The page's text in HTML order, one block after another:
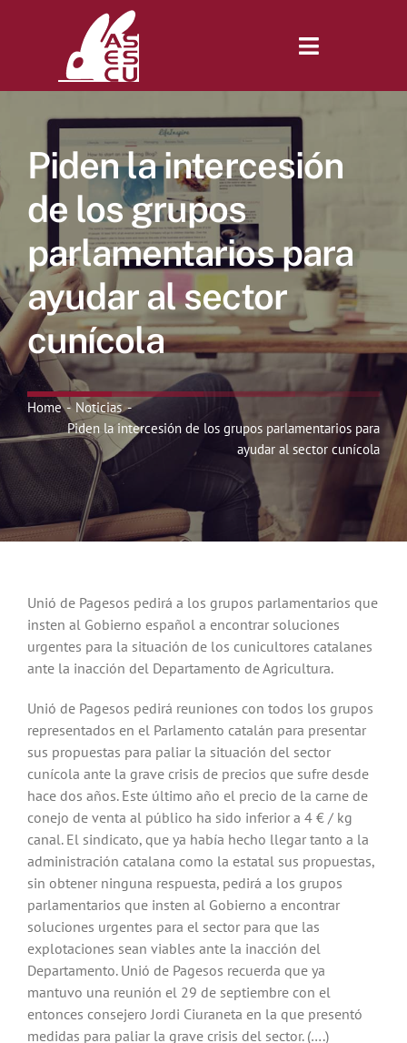
Toggle
Inicio
Revista
Tienda
Lonjas
Symposiums
Noticias
Hazte Socio
WooCommerce My Account
WooCommerce Cart
Piden la intercesión
de los grupos
parlamentarios para
ayudar al sector
cunícola
Home
Noticias
Piden la intercesión de los grupos parlamentarios para
ayudar al sector cunícola
Unió de Pagesos pedirá a los grupos parlamentarios que
insten al Gobierno español a encontrar soluciones
urgentes para la situación de los cunicultores catalanes
ante la inacción del Departamento de Agricultura.
Unió de Pagesos pedirá reuniones con todos los grupos
representados en el Parlamento catalán para presentar
sus propuestas para paliar la situación del sector
cunícola ante la grave crisis de precios que sufre desde
hace dos años. Este último año el precio de la carne de
conejo de venta al público ha sido inferior a 4 € / kg
canal. El sindicato, que ya había hecho llegar tanto a la
administración catalana como la estatal sus propuestas,
sin obtener ninguna respuesta, pedirá a los grupos
parlamentarios que insten al Gobierno a encontrar
soluciones urgentes para el sector para que las
explotaciones sean viables ante la inacción del
Departamento. Unió de Pagesos recuerda que ya
mantuvo una reunión el 29 de septiembre con el
entonces consejero Jordi Ciuraneta en la que presentó
medidas para paliar la grave crisis del sector. (….)